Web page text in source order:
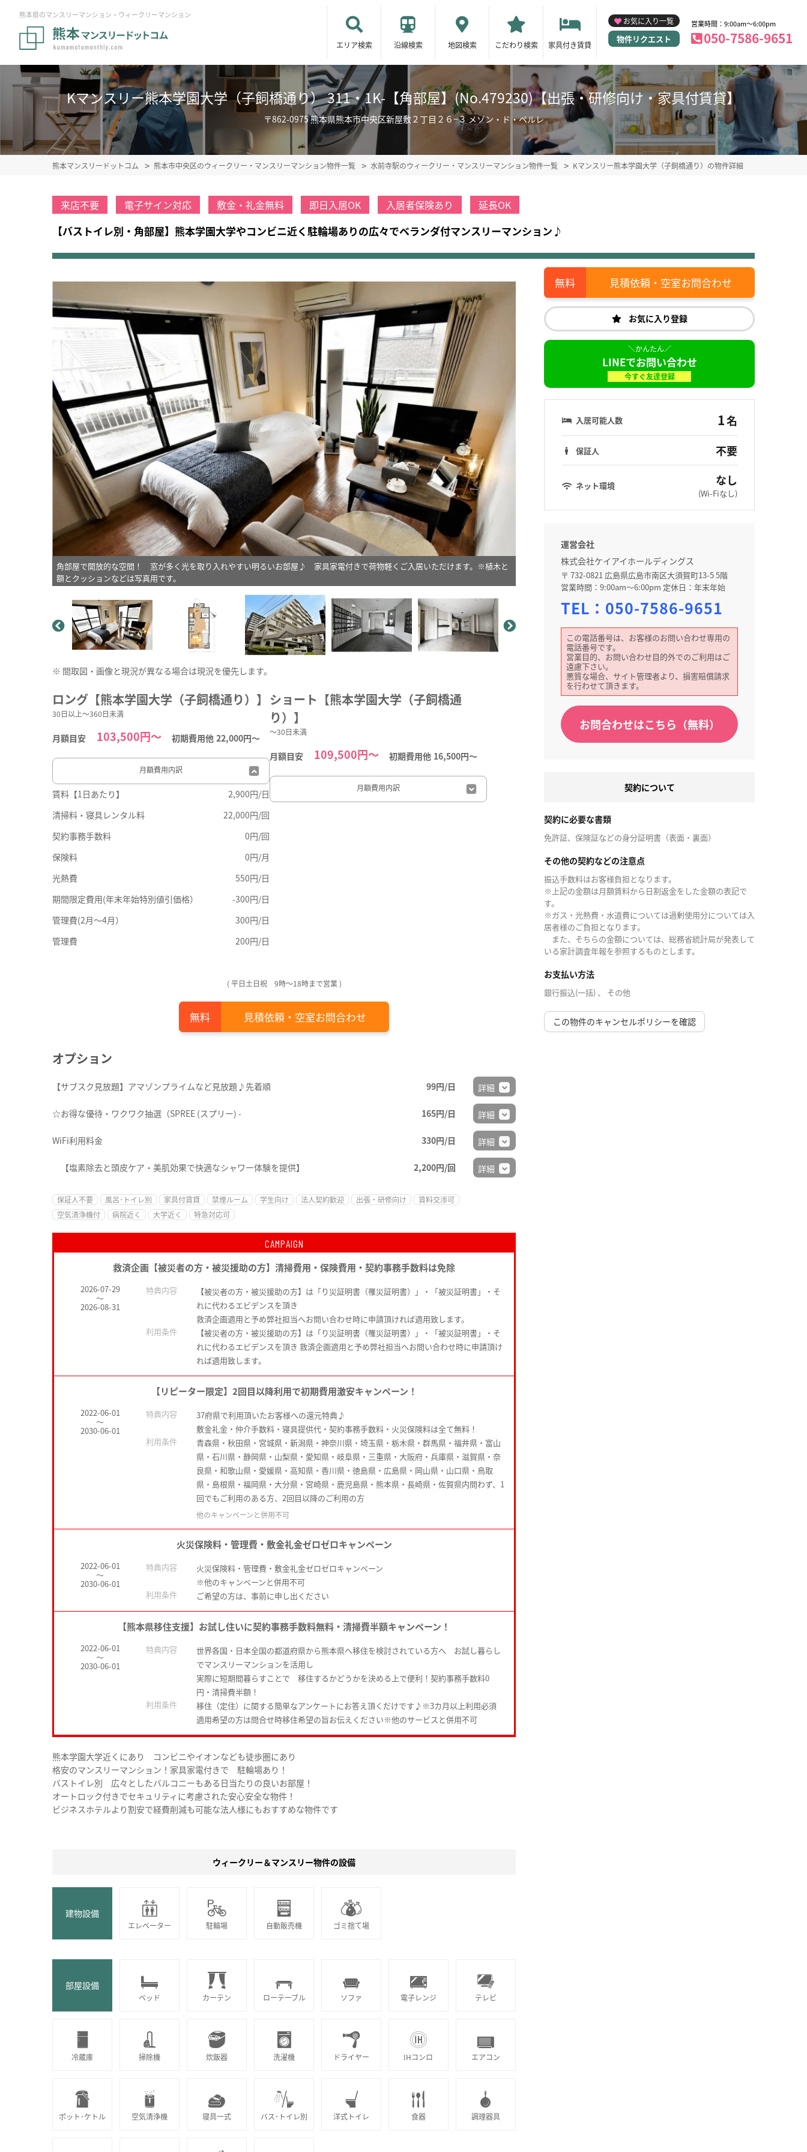
熊本県のマンスリーマンション・ウィークリーマンション
エリア検索 沿線検索 地図検索 こだわり検索 家具付き賃貸
お気に入り一覧
物件リクエスト
営業時間：9:00am～6:00pm
050-7586-9651
Kマンスリー熊本学園大学（子飼橋通り） 311・1K-【角部屋】(No.479230)【出張・研修向け・家具付賃貸】
〒862-0975 熊本県熊本市中央区新屋敷２丁目２６−３ メゾン・ド・ペルレ
熊本マンスリードットコム 熊本市中央区のウィークリー・マンスリーマンション物件一覧 水前寺駅のウィークリー・マンスリーマンション物件一覧 Kマンスリー熊本学園大学（子飼橋通り）の物件詳細
来店不要 電子サイン対応 敷金・礼金無料 即日入居OK 入居者保険あり 延長OK
【バストイレ別・角部屋】熊本学園大学やコンビニ近く駐輪場ありの広々でベランダ付マンスリーマンション♪
角部屋で開放的な空間！ 窓が多く光を取り入れやすい明るいお部屋♪ 家具家電付きで荷物軽くご入居いただけます。※植木と
額とクッションなどは写真用です。
※ 間取図・画像と現況が異なる場合は現況を優先します。
ロング【熊本学園大学（子飼橋通り）】
30日以上～360日未満
月額目安 103,500円～ 初期費用他 22,000円〜
月額費用内訳
賃料【1日あたり】
2,900円/日
清掃料・寝具レンタル料
22,000円/回
契約事務手数料
0円/回
保険料
0円/月
光熱費
550円/日
期間限定費用(年末年始特別値引価格）
-300円/日
管理費(2月～4月）
300円/日
管理費
200円/日
ショート【熊本学園大学（子飼橋通
り）】
～30日未満
月額目安 109,500円～ 初期費用他 16,500円〜
月額費用内訳
( 平日土日祝 9時～18時まで営業 )
見積依頼・空室お問合わせ
オプション
【サブスク見放題】アマゾンプライムなど見放題♪先着順 99円/日 詳細
☆お得な優待・ワクワク抽選（SPREE (スプリー) - 165円/日 詳細
WiFi利用料金 330円/日 詳細
【塩素除去と頭皮ケア・美肌効果で快適なシャワー体験を提供】 2,200円/回 詳細
保証人不要 風呂･トイレ別 家具付賃貸 禁煙ルーム 学生向け 法人契約歓迎 出張・研修向け
賃料交渉可
空気清浄機付
病院近く 大学近く 特急対応可
CAMPAIGN
救済企画【被災者の方・被災援助の方】清掃費用・保険費用・契約事務手数料は免除
2026-07-29
～
2026-08-31
特典内容
【被災者の方・被災援助の方】は「り災証明書（罹災証明書）」・「被災証明書」・そ
れに代わるエビデンスを頂き
救済企画適用と予め弊社担当へお問い合わせ時に申請頂ければ適用致します。
利用条件
【被災者の方・被災援助の方】は「り災証明書（罹災証明書）」・「被災証明書」・そ
れに代わるエビデンスを頂き 救済企画適用と予め弊社担当へお問い合わせ時に申請頂け
れば適用致します。
【リピーター限定】2回目以降利用で初期費用激安キャンペーン！
2022-06-01
～
2030-06-01
特典内容
37府県で利用頂いたお客様への還元特典♪
敷金礼金・仲介手数料・寝具提供代・契約事務手数料・火災保険料は全て無料！
利用条件
青森県・秋田県・宮城県・新潟県・神奈川県・埼玉県・栃木県・群馬県・福井県・富山
県・石川県・静岡県・山梨県・愛知県・岐阜県・三重県・大阪府・兵庫県・滋賀県・奈
良県・和歌山県・愛媛県・高知県・香川県・徳島県・広島県・岡山県・山口県・鳥取
県・島根県・福岡県・大分県・宮崎県・鹿児島県・熊本県・長崎県・佐賀県内問わず、1
回でもご利用のある方、2回目以降のご利用の方
他のキャンペーンと併用不可
火災保険料・管理費・敷金礼金ゼロゼロキャンペーン
2022-06-01
～
2030-06-01
特典内容
火災保険料・管理費・敷金礼金ゼロゼロキャンペーン
※他のキャンペーンと併用不可
利用条件
ご希望の方は、事前に申し出ください
【熊本県移住支援】お試し住いに契約事務手数料無料・清掃費半額キャンペーン！
2022-06-01
～
2030-06-01
特典内容
世界各国・日本全国の都道府県から熊本県へ移住を検討されている方へ お試し暮らし
でマンスリーマンションを活用し
実際に短期間暮らすことで 移住するかどうかを決める上で便利！契約事務手数料0
円・清掃費半額！
利用条件
移住（定住）に関する簡単なアンケートにお答え頂くだけです♪※3カ月以上利用必須
適用希望の方は問合せ時移住希望の旨お伝えください※他のサービスと併用不可
熊本学園大学近くにあり コンビニやイオンなども徒歩圏にあり
格安のマンスリーマンション！家具家電付きで 駐輪場あり！
バストイレ別 広々としたバルコニーもある日当たりの良いお部屋！
オートロック付きでセキュリティに考慮された安心安全な物件！
ビジネスホテルより割安で経費削減も可能な法人様にもおすすめな物件です
見積依頼・空室お問合わせ
お気に入り登録
LINEでお問い合わせ
今すぐ友達登録
入居可能人数 1名
保証人 不要
ネット環境 なし
(Wi-Fiなし)
運営会社
株式会社ケイアイホールディングス
〒 732-0821 広島県広島市南区大須賀町13-5 5階
営業時間：9:00am～6:00pm 定休日：年末年始
TEL： 050-7586-9651
この電話番号は、お客様のお問い合わせ専用の
電話番号です。
営業目的、お問い合わせ目的外でのご利用はご
遠慮下さい。
悪質な場合、サイト管理者より、損害賠償請求
を行わせて頂きます。
お問合わせはこちら（無料）
契約について
契約に必要な書類
免許証、保険証などの身分証明書（表面・裏面）
その他の契約などの注意点
振込手数料はお客様負担となります。
※上記の金額は月額賃料から日割返金をした金額の表記で
す。
※ガス・光熱費・水道費については過剰使用分については入
居者様のご負担となります。
また、そちらの金額については、総務省統計局が発表して
いる家計調査年報を参照するものとします。
お支払い方法
銀行振込(一括) 、 その他
この物件のキャンセルポリシーを確認
ウィークリー＆マンスリー物件の設備
建物設備
エレベーター 駐輪場 自動販売機 ゴミ捨て場
部屋設備
ベッド カーテン ローテーブル ソファ 電子レンジ テレビ
冷蔵庫 掃除機 炊飯器 洗濯機 ドライヤー IHコンロ エアコン
ポット･ケトル 空気清浄機 寝具一式 バス･トイレ別 洋式トイレ 食器 調理器具